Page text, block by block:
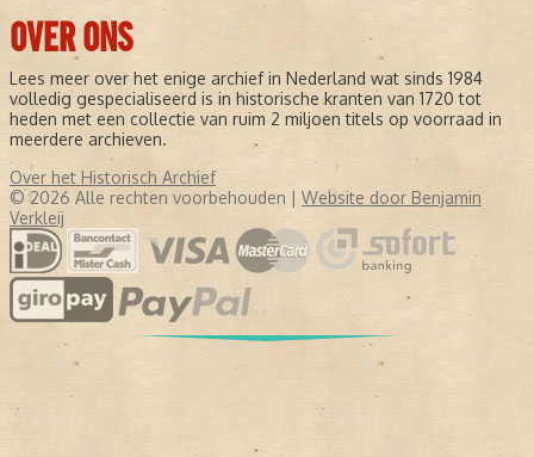
OVER ONS
Lees meer over het enige archief in Nederland wat sinds 1984
volledig gespecialiseerd is in historische kranten van 1720 tot
heden met een collectie van ruim 2 miljoen titels op voorraad in
meerdere archieven.
Over het Historisch Archief
© 2026 Alle rechten voorbehouden | Website door Benjamin
Verkleij